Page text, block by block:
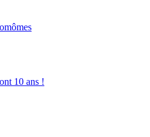
10 ans !